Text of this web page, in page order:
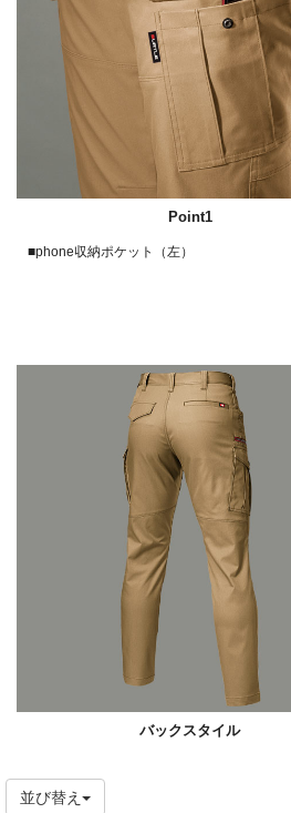
Point1
■phone収納ポケット（左）
バックスタイル
並び替え